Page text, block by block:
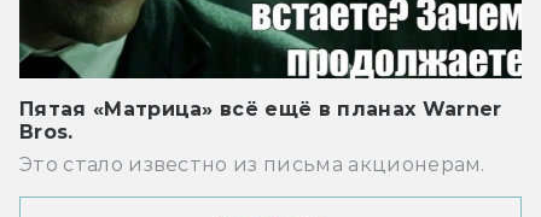
Пятая «Матрица» всё ещё в планах Warner
Bros.
Это стало известно из письма акционерам.